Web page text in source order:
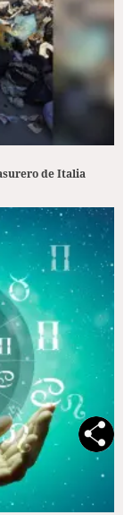
de Italia